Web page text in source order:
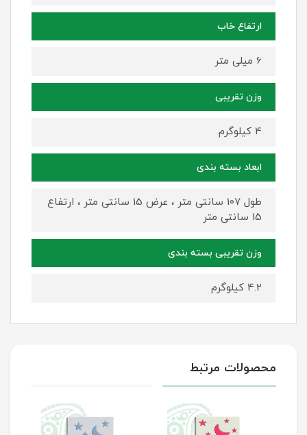
ارتفاع خاب
6 میلی متر
وزن تقریبی
4 کیلوگرم
ابعاد بسته بندی
طول 107 سانتی متر ، عرض 15 سانتی متر ، ارتفاع
15 سانتی متر
وزن تقریبی بسته بندی
4.2 کیلوگرم
محصولات مرتبط